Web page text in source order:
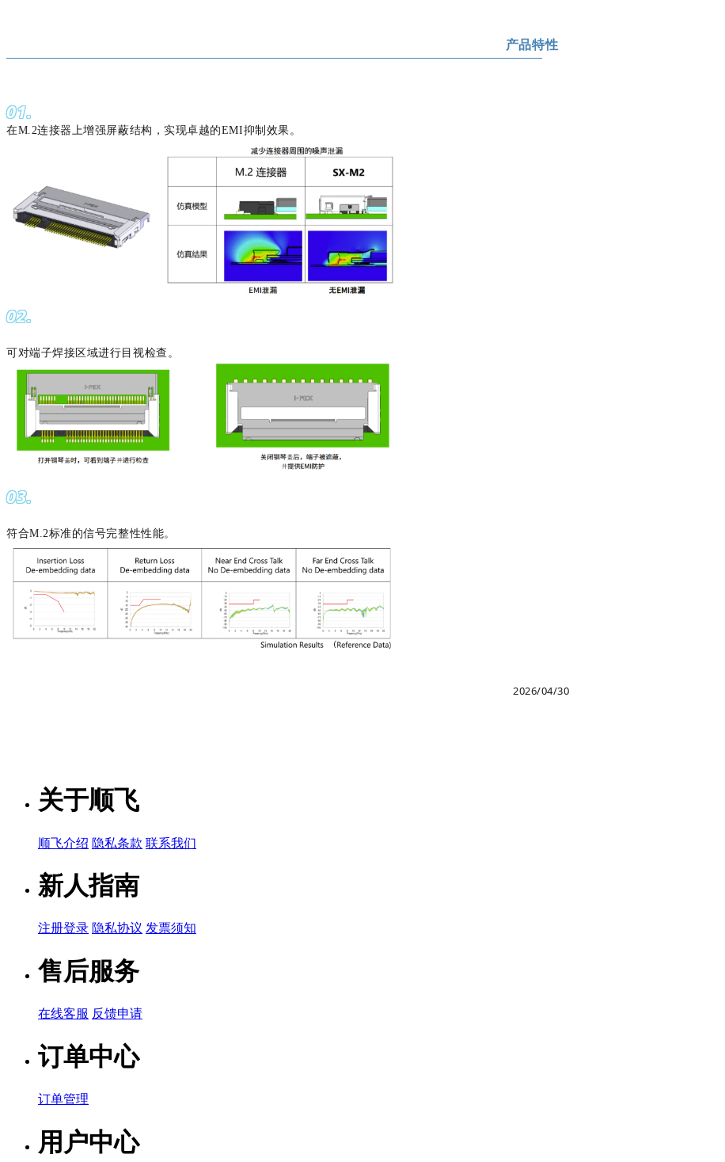
产品特性
01.
在M.2连接器上增强屏蔽结构，实现卓越的EMI抑制效果。
02.
可对端子焊接区域进行目视检查 。
03.
符合M.2标准的信号完整性性能。
2026/04/30
关于顺飞
顺飞介绍 隐私条款 联系我们
新人指南
注册登录 隐私协议 发票须知
售后服务
在线客服 反馈申请
订单中心
订单管理
用户中心